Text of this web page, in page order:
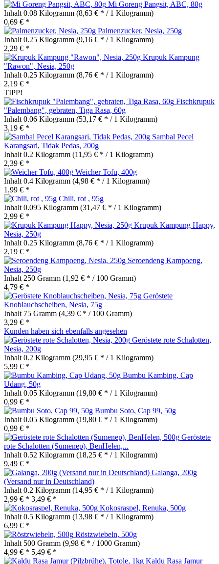
Mi Goreng Pangsit, ABC, 80g
Inhalt 0.08 Kilogramm (8,63 € * / 1 Kilogramm)
0,69 € *
Palmenzucker, Nesia, 250g
Inhalt 0.25 Kilogramm (9,16 € * / 1 Kilogramm)
2,29 € *
Krupuk Kampung
"Rawon", Nesia, 250g
Inhalt 0.25 Kilogramm (8,76 € * / 1 Kilogramm)
2,19 € *
TIPP!
Fischkrupuk
"Palembang", gebraten, Tiga Rasa, 60g
Inhalt 0.06 Kilogramm (53,17 € * / 1 Kilogramm)
3,19 € *
Sambal Pecel
Karangsari, Tidak Pedas, 200g
Inhalt 0.2 Kilogramm (11,95 € * / 1 Kilogramm)
2,39 € *
Weicher Tofu, 400g
Inhalt 0.4 Kilogramm (4,98 € * / 1 Kilogramm)
1,99 € *
Chili, rot , 95g
Inhalt 0.095 Kilogramm (31,47 € * / 1 Kilogramm)
2,99 € *
Krupuk Kampung Happy,
Nesia, 250g
Inhalt 0.25 Kilogramm (8,76 € * / 1 Kilogramm)
2,19 € *
Seroendeng Kampoeng,
Nesia, 250g
Inhalt 250 Gramm (1,92 € * / 100 Gramm)
4,79 € *
Geröstete
Knoblauchscheiben, Nesia, 75g
Inhalt 75 Gramm (4,39 € * / 100 Gramm)
3,29 € *
Kunden haben sich ebenfalls angesehen
Geröstete rote Schalotten,
Nesia, 200g
Inhalt 0.2 Kilogramm (29,95 € * / 1 Kilogramm)
5,99 € *
Bumbu Kambing, Cap
Udang, 50g
Inhalt 0.05 Kilogramm (19,80 € * / 1 Kilogramm)
0,99 € *
Bumbu Soto, Cap 99, 50g
Inhalt 0.05 Kilogramm (19,80 € * / 1 Kilogramm)
0,99 € *
Geröstete
rote Schalotten (Sumenep), BenHelen,...
Inhalt 0.52 Kilogramm (18,25 € * / 1 Kilogramm)
9,49 € *
Galanga, 200g
(Versand nur in Deutschland)
Inhalt 0.2 Kilogramm (14,95 € * / 1 Kilogramm)
2,99 € * 3,49 € *
Kokosraspel, Renuka, 500g
Inhalt 0.5 Kilogramm (13,98 € * / 1 Kilogramm)
6,99 € *
Röstzwiebeln, 500g
Inhalt 500 Gramm (9,98 € * / 1000 Gramm)
4,99 € * 5,49 € *
Kaldu Rasa Jamur